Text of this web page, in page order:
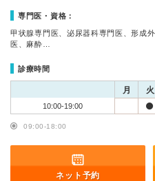
専門医・資格：
甲状腺専門医、泌尿器科専門医、形成
医、麻酔…
診療時間
月 火
10:00-19:00
09:00-18:00
ネット予約